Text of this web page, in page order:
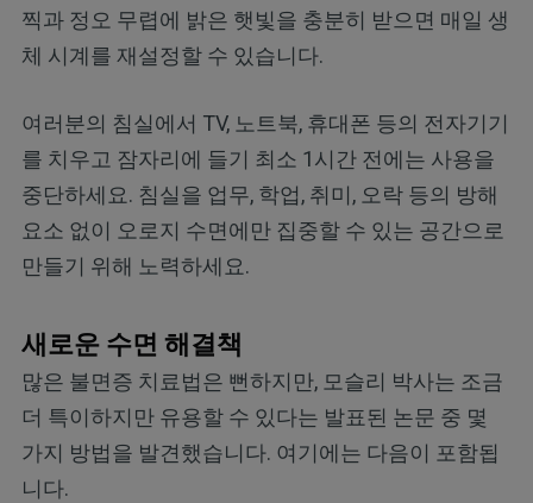
찍과 정오 무렵에 밝은 햇빛을 충분히 받으면 매일 생
체 시계를 재설정할 수 있습니다.
여러분의 침실에서 TV, 노트북, 휴대폰 등의 전자기기
를 치우고 잠자리에 들기 최소 1시간 전에는 사용을
중단하세요. 침실을 업무, 학업, 취미, 오락 등의 방해
요소 없이 오로지 수면에만 집중할 수 있는 공간으로
만들기 위해 노력하세요.
새로운 수면 해결책
많은 불면증 치료법은 뻔하지만, 모슬리 박사는 조금
더 특이하지만 유용할 수 있다는 발표된 논문 중 몇
가지 방법을 발견했습니다. 여기에는 다음이 포함됩
니다.